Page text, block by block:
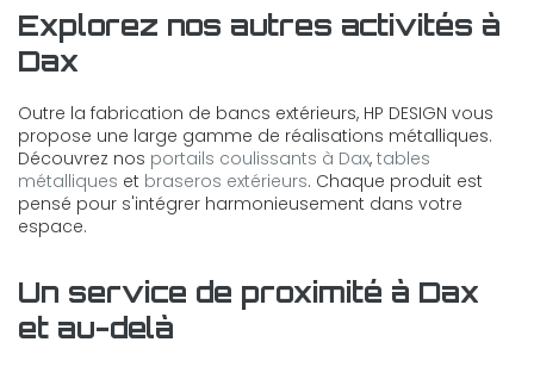
Explorez nos autres activités à
Dax
Outre la fabrication de bancs extérieurs, HP DESIGN vous
propose une large gamme de réalisations métalliques.
Découvrez nos portails coulissants à Dax, tables
métalliques et braseros extérieurs. Chaque produit est
pensé pour s'intégrer harmonieusement dans votre
espace.
Un service de proximité à Dax
et au-delà